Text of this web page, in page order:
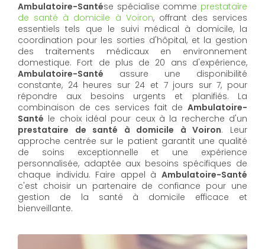
Ambulatoire-Santése spécialise comme prestataire
de santé à domicile à Voiron, offrant des services
essentiels tels que le suivi médical à domicile, la
coordination pour les sorties d'hôpital, et la gestion
des traitements médicaux en environnement
domestique. Fort de plus de 20 ans d'expérience,
Ambulatoire-Santé assure une disponibilité
constante, 24 heures sur 24 et 7 jours sur 7, pour
répondre aux besoins urgents et planifiés. La
combinaison de ces services fait de Ambulatoire-
Santé le choix idéal pour ceux à la recherche d'un
prestataire de santé à domicile à Voiron. Leur
approche centrée sur le patient garantit une qualité
de soins exceptionnelle et une expérience
personnalisée, adaptée aux besoins spécifiques de
chaque individu. Faire appel à Ambulatoire-Santé
c'est choisir un partenaire de confiance pour une
gestion de la santé à domicile efficace et
bienveillante.